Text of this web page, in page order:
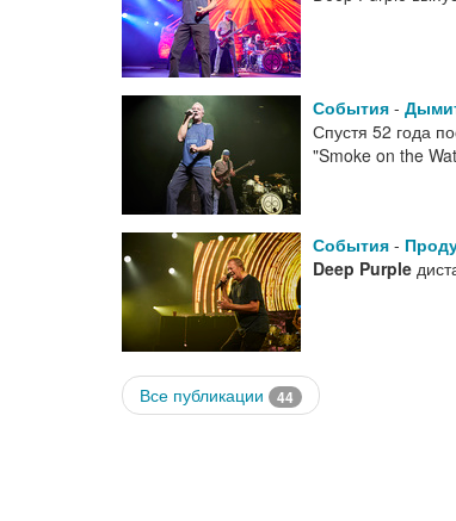
События -
Спустя 52 года
"Smoke on the
События -
Deep Purple
Все публикации 44